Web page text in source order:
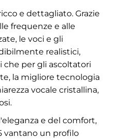
e dettagliato. Grazie
frequenze e alle
le voci e gli
realistici,
che per gli ascoltatori
la migliore tecnologia
vocale cristallina,
e del comfort,
vantano un profilo